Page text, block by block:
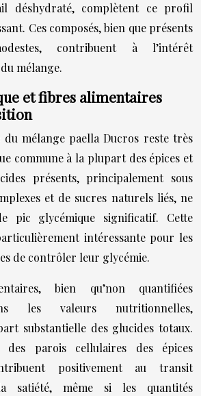
déshydraté, complètent ce profil
Ces composés, bien que présents
contribuent à l’intérêt
mélange.
et fibres alimentaires
du mélange paella Ducros reste très
commune à la plupart des épices et
présents, principalement sous
et de sucres naturels liés, ne
pic glycémique significatif. Cette
intéressante pour les
de contrôler leur glycémie.
bien qu’non quantifiées
les valeurs nutritionnelles,
substantielle des glucides totaux.
des parois cellulaires des épices
positivement au transit
satiété, même si les quantités